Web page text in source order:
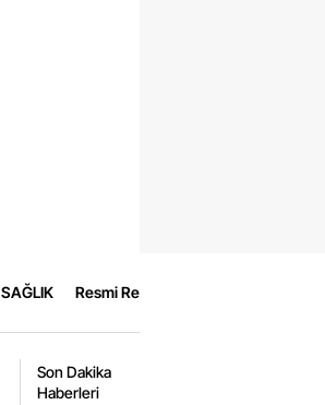
SAĞLIK Resmi Reklamlar
Son Dakika
Haberleri